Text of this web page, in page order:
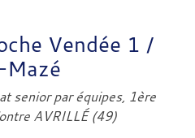
Vendée 1 /
senior par équipes, 1ère
AVRILLÉ (49)